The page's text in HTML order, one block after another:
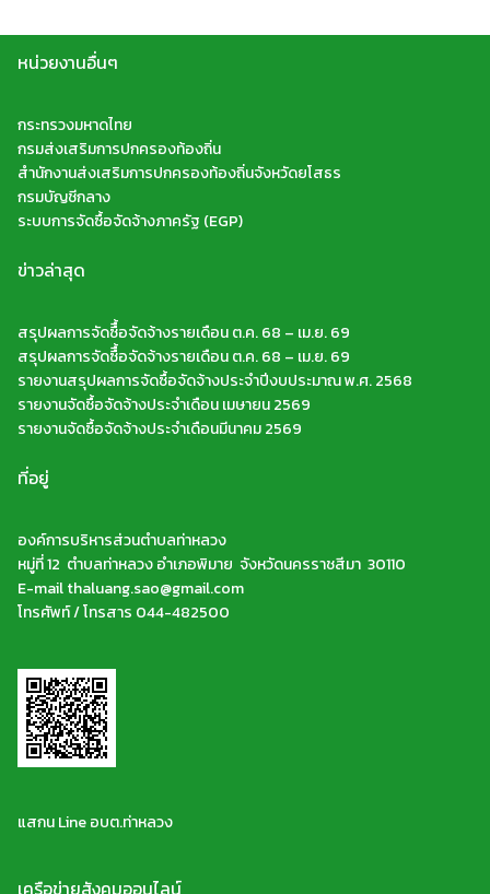
หน่วยงานอื่นๆ
กระทรวงมหาดไทย
กรมส่งเสริมการปกครองท้องถิ่น
สำนักงานส่งเสริมการปกครองท้องถิ่นจังหวัดยโสธร
กรมบัญชีกลาง
ระบบการจัดซื้อจัดจ้างภาครัฐ (EGP)
ข่าวล่าสุด
สรุปผลการจัดซืื้อจัดจ้างรายเดือน ต.ค. 68 – เม.ย. 69
สรุปผลการจัดซืื้อจัดจ้างรายเดือน ต.ค. 68 – เม.ย. 69
รายงานสรุปผลการจัดซื้อจัดจ้างประจำปีงบประมาณ พ.ศ. 2568
รายงานจัดซื้อจัดจ้างประจำเดือน เมษายน 2569
รายงานจัดซื้อจัดจ้างประจำเดือนมีนาคม 2569
ที่อยู่
องค์การบริหารส่วนตำบลท่าหลวง
หมู่ที่ 12 ตำบลท่าหลวง อำเภอพิมาย จังหวัดนครราชสีมา 30110
E-mail thaluang.sao@gmail.com
โทรศัพท์ / โทรสาร 044-482500
แสกน Line อบต.ท่าหลวง